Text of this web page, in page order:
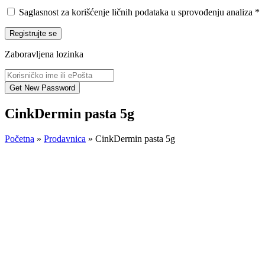
Saglasnost za korišćenje ličnih podataka u sprovođenju analiza *
Registrujte se
Zaboravljena lozinka
CinkDermin pasta 5g
Početna » Prodavnica » CinkDermin pasta 5g